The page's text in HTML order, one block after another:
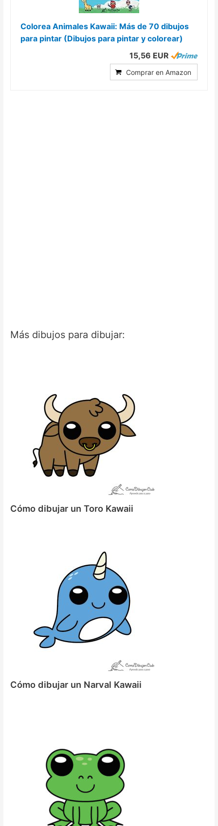
Colorea Animales Kawaii: Más de 70 dibujos
para pintar (Dibujos para pintar y colorear)
15,56 EUR
Comprar en Amazon
Más dibujos para dibujar:
Cómo dibujar un Toro Kawaii
Cómo dibujar un Narval Kawaii